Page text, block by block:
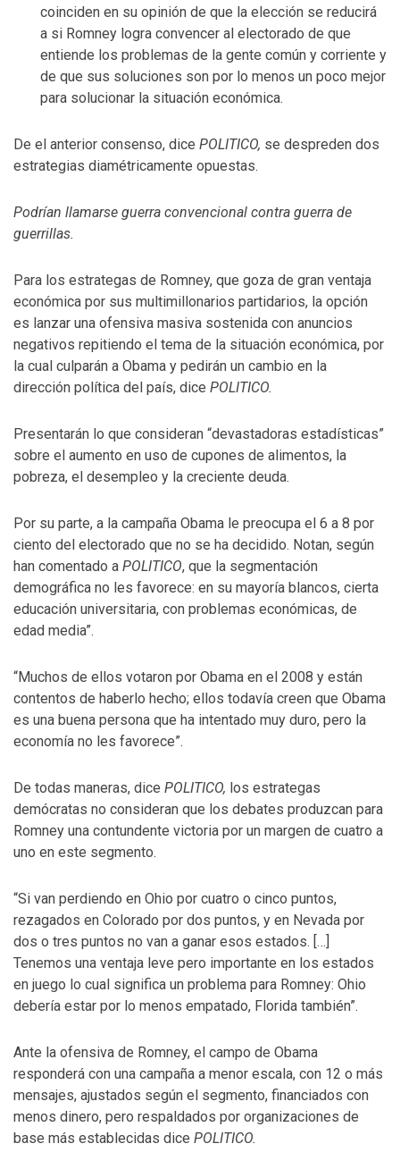
coinciden en su opinión de que la elección se reducirá
a si Romney logra convencer al electorado de que
entiende los problemas de la gente común y corriente y
de que sus soluciones son por lo menos un poco mejor
para solucionar la situación económica.
De el anterior consenso, dice POLITICO, se despreden dos
estrategias diamétricamente opuestas.
Podrían llamarse guerra convencional contra guerra de
guerrillas.
Para los estrategas de Romney, que goza de gran ventaja
económica por sus multimillonarios partidarios, la opción
es lanzar una ofensiva masiva sostenida con anuncios
negativos repitiendo el tema de la situación económica, por
la cual culparán a Obama y pedirán un cambio en la
dirección política del país, dice POLITICO.
Presentarán lo que consideran “devastadoras estadísticas”
sobre el aumento en uso de cupones de alimentos, la
pobreza, el desempleo y la creciente deuda.
Por su parte, a la campaña Obama le preocupa el 6 a 8 por
ciento del electorado que no se ha decidido. Notan, según
han comentado a POLITICO, que la segmentación
demográfica no les favorece: en su mayoría blancos, cierta
educación universitaria, con problemas económicas, de
edad media”.
“Muchos de ellos votaron por Obama en el 2008 y están
contentos de haberlo hecho; ellos todavía creen que Obama
es una buena persona que ha intentado muy duro, pero la
economía no les favorece”.
De todas maneras, dice POLITICO, los estrategas
demócratas no consideran que los debates produzcan para
Romney una contundente victoria por un margen de cuatro a
uno en este segmento.
“Si van perdiendo en Ohio por cuatro o cinco puntos,
rezagados en Colorado por dos puntos, y en Nevada por
dos o tres puntos no van a ganar esos estados. […]
Tenemos una ventaja leve pero importante en los estados
en juego lo cual significa un problema para Romney: Ohio
debería estar por lo menos empatado, Florida también”.
Ante la ofensiva de Romney, el campo de Obama
responderá con una campaña a menor escala, con 12 o más
mensajes, ajustados según el segmento, financiados con
menos dinero, pero respaldados por organizaciones de
base más establecidas dice POLITICO.